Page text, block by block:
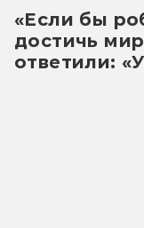
«Если бы
достичь
ответили: